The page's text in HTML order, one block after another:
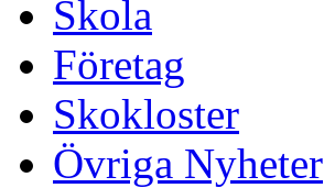
Skola
Företag
Skokloster
Övriga Nyheter